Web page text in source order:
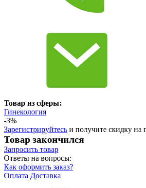
Товар из сферы:
Гинекология
-3%
Зарегистрируйтесь и получите скидку на
Товар закончился
Запросить товар
Ответы на вопросы:
Как оформить заказ?
Оплата Доставка